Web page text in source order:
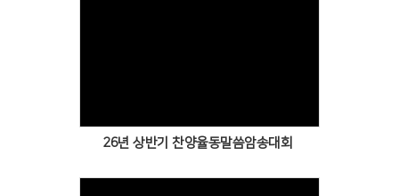
26년 상반기 찬양율동말씀암송대회